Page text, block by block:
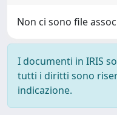
Non ci sono file
I documenti in IRIS
tutti i diritti sono
indicazione.